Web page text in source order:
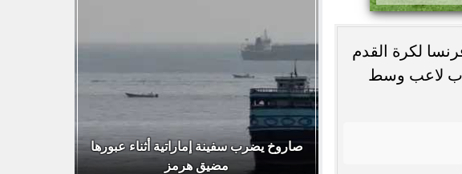
لكرة القدم
بارزة بغياب لاعب وسط
صاروخ يضرب سفينة إماراتية أثناء عبورها
مضيق هرمز